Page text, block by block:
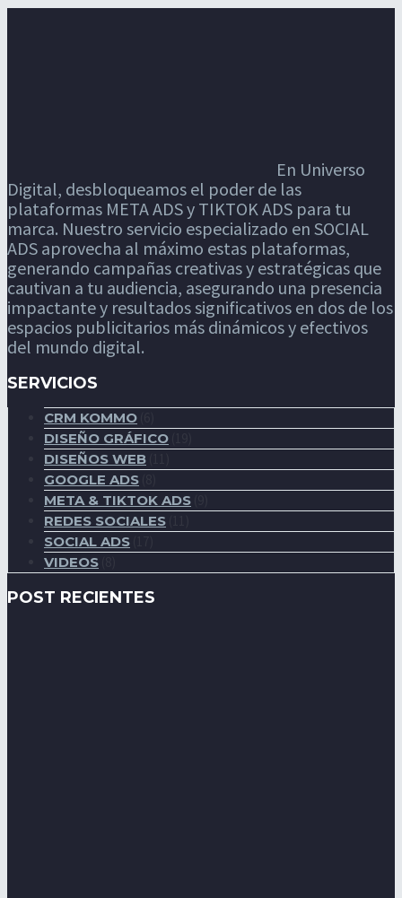
En Universo
Digital, desbloqueamos el poder de las
plataformas META ADS y TIKTOK ADS para tu
marca. Nuestro servicio especializado en SOCIAL
ADS aprovecha al máximo estas plataformas,
generando campañas creativas y estratégicas que
cautivan a tu audiencia, asegurando una presencia
impactante y resultados significativos en dos de los
espacios publicitarios más dinámicos y efectivos
del mundo digital.
SERVICIOS
CRM KOMMO
DISEÑO GRÁFICO
DISEÑOS WEB
GOOGLE ADS
META & TIKTOK ADS
REDES SOCIALES
SOCIAL ADS
VIDEOS
POST RECIENTES